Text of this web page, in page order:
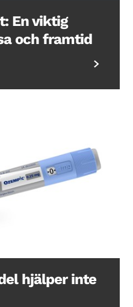
En viktig
och framtid
hjälper inte